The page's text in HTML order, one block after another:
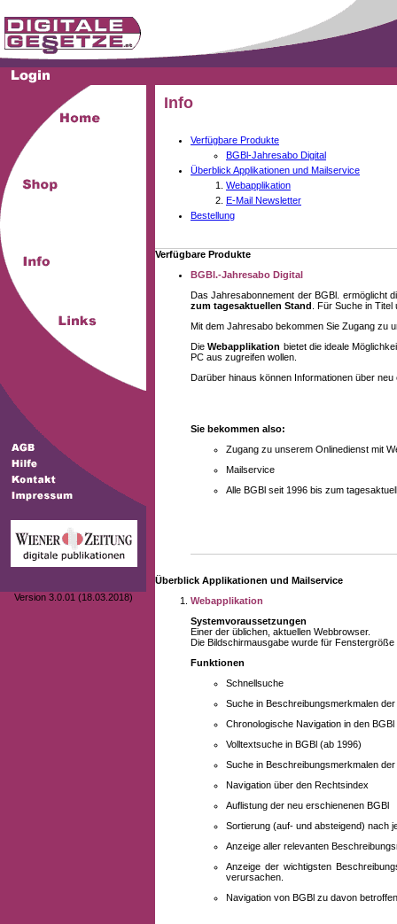
Version 3.0.01 (18.03.2018)
Info
Verfügbare Produkte
BGBl-Jahresabo Digital
Überblick Applikationen und Mailservice
Webapplikation
E-Mail Newsletter
Bestellung
Verfügbare Produkte
BGBl.-Jahresabo Digital
Das Jahresabonnement der BGBl. ermöglicht
zum tagesaktuellen Stand . Für Suche in
Mit dem Jahresabo bekommen Sie Zugang zu
DieWebapplikation bietet die ideale
PC aus zugreifen wollen.
Darüber hinaus können Informationen über
Sie bekommen also:
Zugang zu unserem Onlinedienst mit
Mailservice
Alle BGBl seit 1996 bis zum
Überblick Applikationen und Mailservice
Webapplikation
Systemvoraussetzungen
Einer der üblichen, aktuellen Webbrowser.
Die Bildschirmausgabe wurde für
Funktionen
Schnellsuche
Suche in Beschreibungsmerkmalen
Chronologische Navigation in den BGBl
Volltextsuche in BGBl (ab 1996)
Suche in Beschreibungsmerkmalen
Navigation über den Rechtsindex
Auflistung der neu erschienenen BGBl
Sortierung (auf- und absteigend) nach
Anzeige aller relevanten
Anzeige der wichtigsten
verursachen.
Navigation von BGBl zu davon